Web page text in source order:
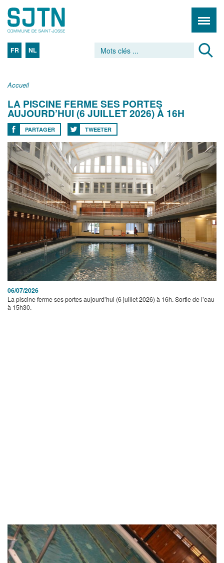
FR NL
Accueil
LA PISCINE FERME SES PORTES
AUJOURD’HUI (6 JUILLET 2026) À 16H
PARTAGER TWEETER
06/07/2026
La piscine ferme ses portes aujourd’hui (6 juillet 2026) à 16h. Sortie de l’eau
à 15h30.